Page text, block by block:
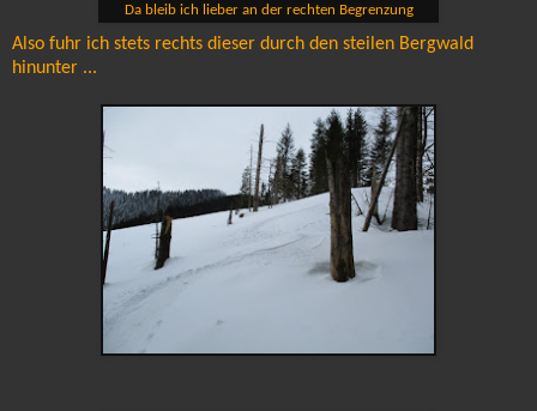
Da bleib ich lieber an der rechten Begrenzung
Also fuhr ich stets rechts dieser durch den steilen Bergwald
hinunter ...